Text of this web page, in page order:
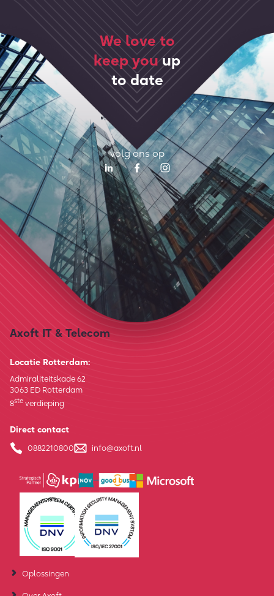
We love to
keep youup
to date
volg ons op
Axoft IT & Telecom
Locatie Rotterdam:
Admiraliteitskade 62
3063 ED Rotterdam
8ste verdieping
Direct contact
0882210800 info@axoft.nl
Oplossingen